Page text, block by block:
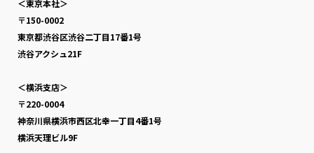
＜東京本社＞
〒150-0002
東京都渋谷区渋谷二丁目17番1号
渋谷アクシュ21F
＜横浜支店＞
〒220-0004
神奈川県横浜市西区北幸一丁目4番1号
横浜天理ビル9F